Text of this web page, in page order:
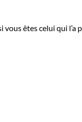
êtes celui qui l’a